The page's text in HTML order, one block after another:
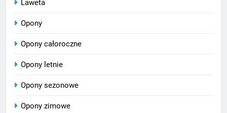
Laweta
Opony
Opony całoroczne
Opony letnie
Opony sezonowe
Opony zimowe